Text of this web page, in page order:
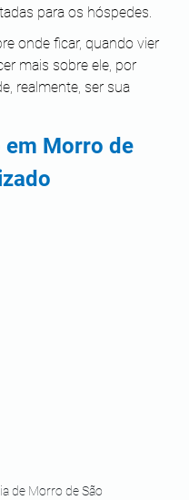
para os hóspedes.
onde ficar, quando vier
mais sobre ele, por
realmente, ser sua
em Morro de
de Morro de São